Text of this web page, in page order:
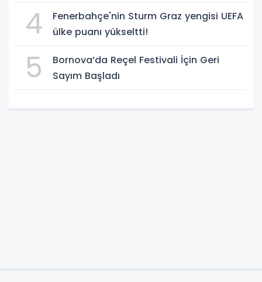
4
Fenerbahçe'nin Sturm Graz yengisi UEFA
ülke puanı yükseltti!
5
Bornova’da Reçel Festivali İçin Geri
Sayım Başladı